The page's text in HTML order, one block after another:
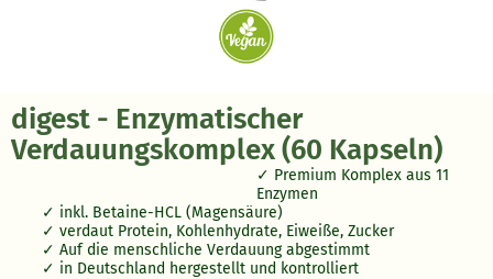
digest - Enzymatischer
Verdauungskomplex (60 Kapseln)
Premium Komplex aus 11
Enzymen
inkl. Betaine-HCL (Magensäure)
verdaut Protein, Kohlenhydrate, Eiweiße, Zucker
Auf die menschliche Verdauung abgestimmt
in Deutschland hergestellt und kontrolliert